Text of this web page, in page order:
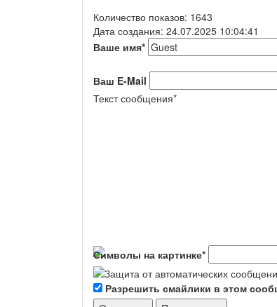
Количество показов: 1643
Дата создания: 24.07.2025 10:04:41
Ваше имя*
Ваш E-Mail
Текст сообщения*
Символы на картинке*
Разрешить смайлики в этом